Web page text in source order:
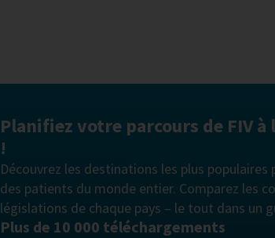
Planifiez votre parcours de FIV
!
Découvrez les destinations les plus
des patients du monde entier. Comparez les
législations de chaque pays – le tout dans un
Plus de 10 000 téléchargements